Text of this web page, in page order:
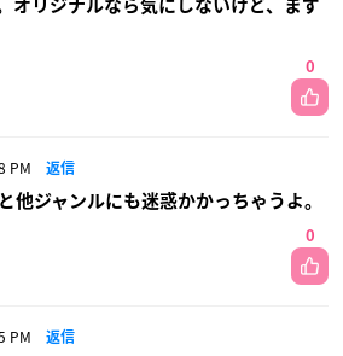
オリジナルなら気にしないけど、まず
0
PM 返信
他ジャンルにも迷惑かかっちゃうよ。
0
PM 返信